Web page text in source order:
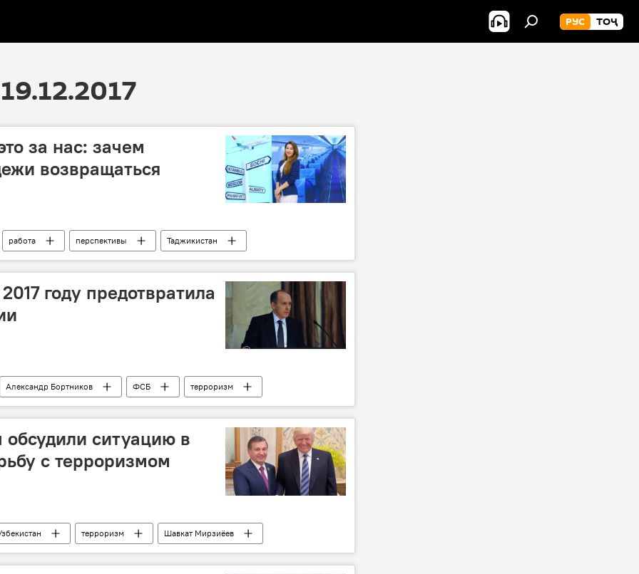
РУС ТОҶ
за нас: зачем
возвращаться
работа перспективы
Таджикистан
году предотвратила
Александр Бортников ФСБ терроризм
ситуацию в
с терроризмом
терроризм
Шавкат Мирзиёев